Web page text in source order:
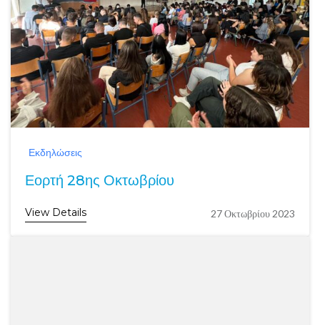
Εκδηλώσεις
Εορτή 28ης Οκτωβρίου
View Details 27 Οκτωβρίου 2023